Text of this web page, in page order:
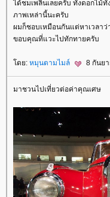
ได้ชมเพลินเลยครับ ทั้งดอกไม้
ภาพเหล่านี้นะครับ
ผมก็ชอบเหมือนกันแต่หาเวลาว่
ขอบคุณที่แวะไปทักทายครับ
ดย: หมุนตามไมล์ 8 กันย
มาชวนไปเที่ยวต่อค่าคุณเศษ